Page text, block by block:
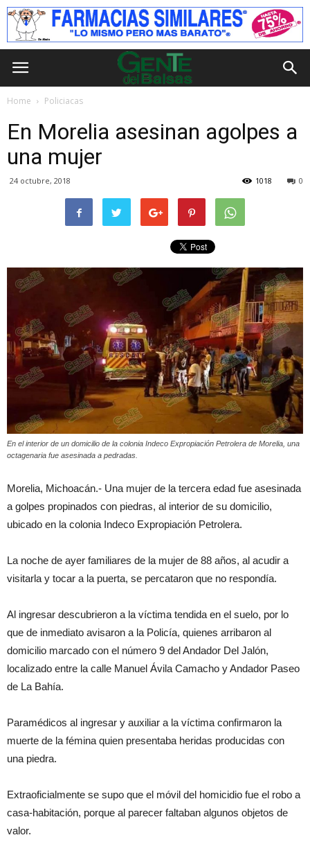
Home Policiacas
En Morelia asesinan agolpes a
una mujer
24 octubre, 2018 0
1018
En el interior de un domicilio de la colonia Indeco Expropiación Petrolera de Morelia, una
octagenaria fue asesinada a pedradas.
Morelia, Michoacán.- Una mujer de la tercera edad fue asesinada
a golpes propinados con piedras, al interior de su domicilio,
ubicado en la colonia Indeco Expropiación Petrolera.
La noche de ayer familiares de la mujer de 88 años, al acudir a
visitarla y tocar a la puerta, se percataron que no respondía.
Al ingresar descubrieron a la víctima tendida en el suelo, por lo
que de inmediato avisaron a la Policía, quienes arribaron al
domicilio marcado con el número 9 del Andador Del Jalón,
localizado entre la calle Manuel Ávila Camacho y Andador Paseo
de La Bahía.
Paramédicos al ingresar y auxiliar a la víctima confirmaron la
muerte de la fémina quien presentaba heridas producidas con
una piedra.
Extraoficialmente se supo que el móvil del homicidio fue el robo a
casa-habitación, porque al parecer faltaban algunos objetos de
valor.